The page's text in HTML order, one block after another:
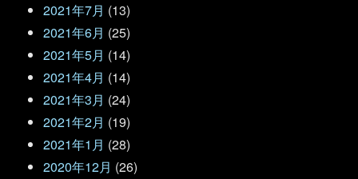
2021年7月 (13)
2021年6月 (25)
2021年5月 (14)
2021年4月 (14)
2021年3月 (24)
2021年2月 (19)
2021年1月 (28)
2020年12月 (26)